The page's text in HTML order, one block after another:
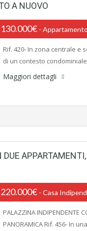
A NUOVO
130.000€ -
Rif. 420- In zona centrale e
di un contesto
Maggiori dettagli
220.000€ - Casa
PALAZZINA INDIPENDENTE
PANORAMICA Rif. 456- In